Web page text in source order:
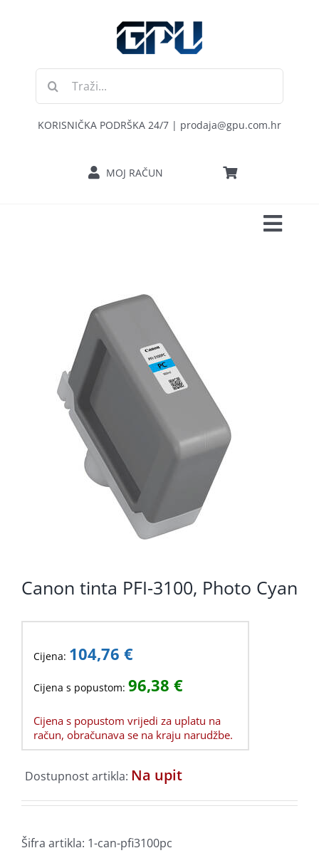
Traži...
KORISNIČKA PODRŠKA 24/7 | prodaja@gpu.com.hr
MOJ RAČUN
KOMPONENTE
KABELI I KONEKTORI
MREŽNA OPREMA
POTROŠAČKA ELEKTRONIKA
Canon tinta PFI-3100, Photo Cyan
Cijena: 104,76 €
Cijena s popustom: 96,38 €
Cijena s popustom vrijedi za uplatu na
račun, obračunava se na kraju narudžbe.
Dostupnost artikla: Na upit
Šifra artikla: 1-can-pfi3100pc